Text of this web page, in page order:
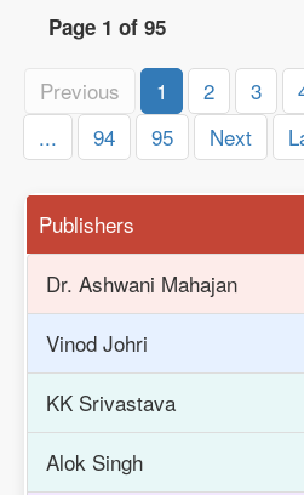
Page 1 of 95
Previous 1 2 3
...
94 95 Next
Publishers
Dr. Ashwani Mahajan
Vinod Johri
KK Srivastava
Alok Singh